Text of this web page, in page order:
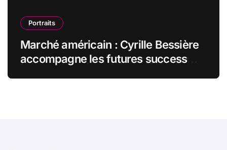
Portraits
Marché américain : Cyrille Bessière
accompagne les futures success